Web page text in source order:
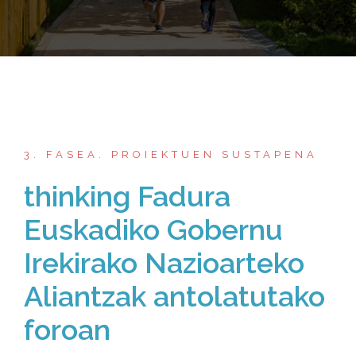
3. FASEA. PROIEKTUEN SUSTAPENA
thinking Fadura
Euskadiko Gobernu
Irekirako Nazioarteko
Aliantzak antolatutako
foroan